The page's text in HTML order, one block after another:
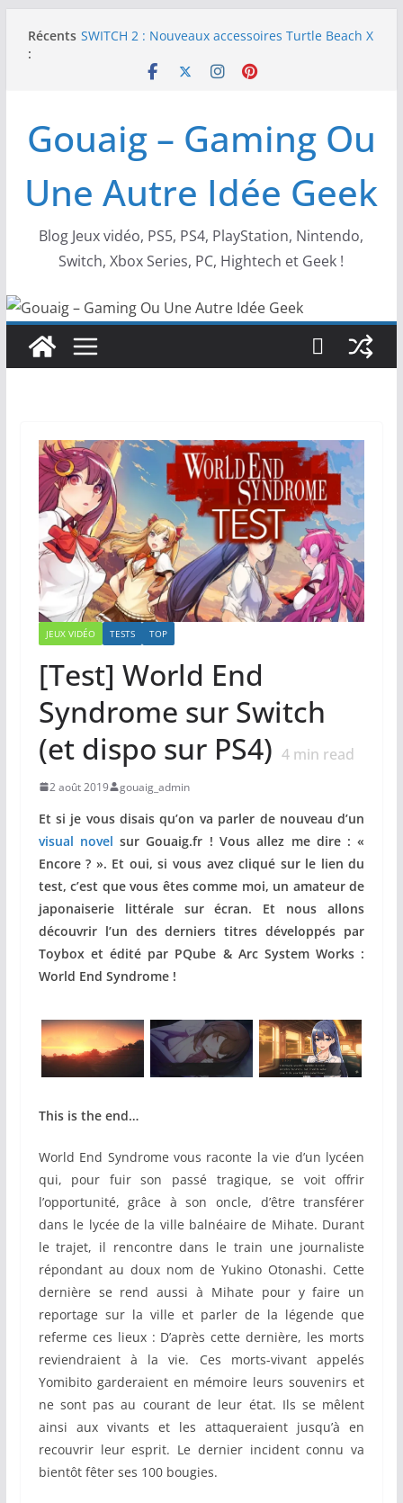
Récents
:
SWITCH 2 : Nouveaux accessoires Turtle Beach X
[TEST] Ride 6 – Une sortie de piste sur PS5 !
retour !
[TEST] Screamer – Le retour des courses arcade
Gouaig – Gaming Ou
Une Autre Idée Geek
Blog Jeux vidéo, PS5, PS4, PlayStation, Nintendo,
Switch, Xbox Series, PC, Hightech et Geek !
JEUX VIDÉO TESTS TOP
[Test] World End
Syndrome sur Switch
(et dispo sur PS4) 4min read
2 août 2019 gouaig_admin
Et si je vous disais qu’on va parler de nouveau d’un
visual novel sur Gouaig.fr ! Vous allez me dire : «
Encore ? ». Et oui, si vous avez cliqué sur le lien du
test, c’est que vous êtes comme moi, un amateur de
japonaiserie littérale sur écran. Et nous allons
découvrir l’un des derniers titres développés par
Toybox et édité par PQube & Arc System Works :
World End Syndrome !
This is the end…
World End Syndrome vous raconte la vie d’un lycéen
qui, pour fuir son passé tragique, se voit offrir
l’opportunité, grâce à son oncle, d’être transférer
dans le lycée de la ville balnéaire de Mihate. Durant
le trajet, il rencontre dans le train une journaliste
répondant au doux nom de Yukino Otonashi. Cette
dernière se rend aussi à Mihate pour y faire un
reportage sur la ville et parler de la légende que
referme ces lieux : D’après cette dernière, les morts
reviendraient à la vie. Ces morts-vivant appelés
Yomibito garderaient en mémoire leurs souvenirs et
ne sont pas au courant de leur état. Ils se mêlent
ainsi aux vivants et les attaqueraient jusqu’à en
recouvrir leur esprit. Le dernier incident connu va
bientôt fêter ses 100 bougies.